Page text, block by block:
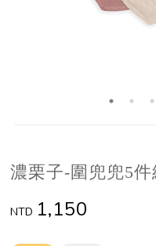
濃栗子-圍兜兜5件
NTD 1,150